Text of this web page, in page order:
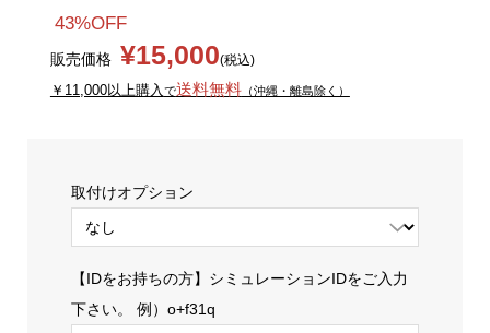
43%OFF
販売価格 ¥15,000(税込)
￥11,000以上購入 で送料無料（沖縄・離島除く）
取付けオプション
【IDをお持ちの方】シミュレーションIDをご入力
下さい。 例）o+f31q